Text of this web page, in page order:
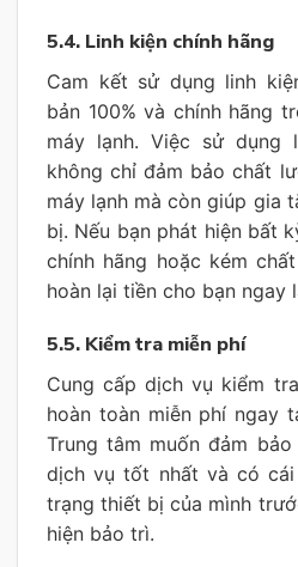
5.4. Linh kiện chính hãng
Cam kết sử dụng linh
bản 100% và chính hãng
máy lạnh. Việc sử dụng
không chỉ đảm bảo chất
máy lạnh mà còn giúp gia
bị. Nếu bạn phát hiện bất
chính hãng hoặc kém
hoàn lại tiền cho bạn ngay
5.5. Kiểm tra miễn phí
Cung cấp dịch vụ kiểm
hoàn toàn miễn phí ngay
Trung tâm muốn đảm
dịch vụ tốt nhất và có
trạng thiết bị của mình
hiện bảo trì.